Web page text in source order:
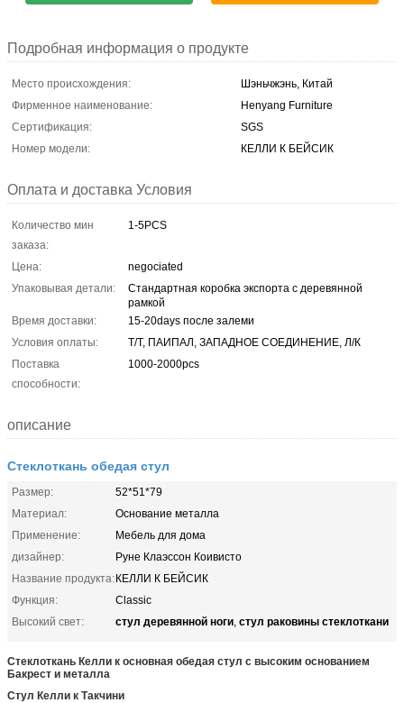
Подробная информация о продукте
Место происхождения:
Шэньчжэнь, Китай
Фирменное наименование:
Henyang Furniture
Сертификация:
SGS
Номер модели:
КЕЛЛИ К БЕЙСИК
Оплата и доставка Условия
Количество мин
заказа:
1-5PCS
Цена:
negociated
Упаковывая детали:
Стандартная коробка экспорта с деревянной
рамкой
Время доставки:
15-20days после залеми
Условия оплаты:
Т/Т, ПАИПАЛ, ЗАПАДНОЕ СОЕДИНЕНИЕ, Л/К
Поставка
способности:
1000-2000pcs
описание
Стеклоткань обедая стул
Размер:
52*51*79
Материал:
Основание металла
Применение:
Мебель для дома
дизайнер:
Руне Клаэссон Коивисто
Название продукта:КЕЛЛИ К БЕЙСИК
Функция:
Classic
Высокий свет:
стул деревянной ноги, стул раковины стеклоткани
Стеклоткань Келли к основная обедая стул с высоким основанием
Бакрест и металла
Стул Келли к Такчини